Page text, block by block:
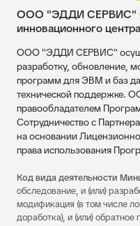
ООО "ЭДДИ СЕРВИС"
инновационного
ООО "ЭДДИ СЕРВИС"
разработку, обновление,
программ для ЭВМ и баз
технической поддержке.
правообладателем
Сотрудничество с
на основании
права использования
Код вида деятельности
обследование, и (или)
модификация (в том числе
доработка), и (или)